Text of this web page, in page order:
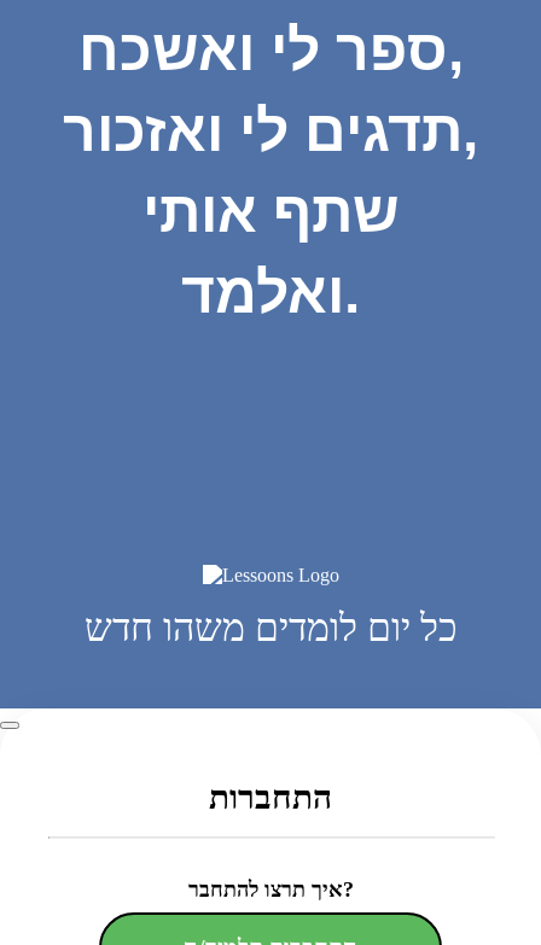
ספר לי ואשכח,
תדגים לי ואזכור,
שתף אותי
ואלמד.
כל יום לומדים משהו חדש
התחברות
איך תרצו להתחבר?